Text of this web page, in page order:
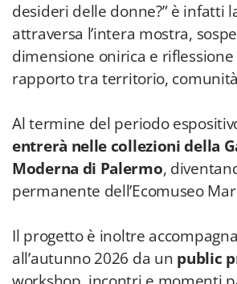
desideri delle donne?” è infatti
attraversa l’intera mostra,
dimensione onirica e
rapporto tra territorio,
Al termine del periodo
entrerà nelle collezioni della
Moderna di Palermo,
permanente dell’Ecomuseo
Il progetto è inoltre
all’autunno 2026 da un public